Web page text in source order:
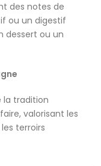
des notes de
ou un digestif
dessert ou un
la tradition
valorisant les
terroirs